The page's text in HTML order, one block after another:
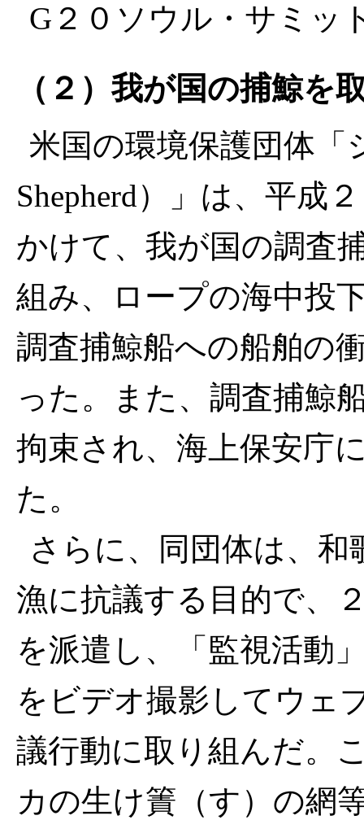
G２０ソウル・サミッ
（２）我が国の捕鯨を
米国の環境保護団体「
Shepherd）」は、平成
かけて、我が国の調査
組み、ロープの海中投
調査捕鯨船への船舶の
った。また、調査捕鯨
拘束され、海上保安庁
た。
さらに、同団体は、
漁に抗議する目的で、
を派遣し、「監視活動
をビデオ撮影してウェ
議行動に取り組んだ。
カの生け簀（す）の網